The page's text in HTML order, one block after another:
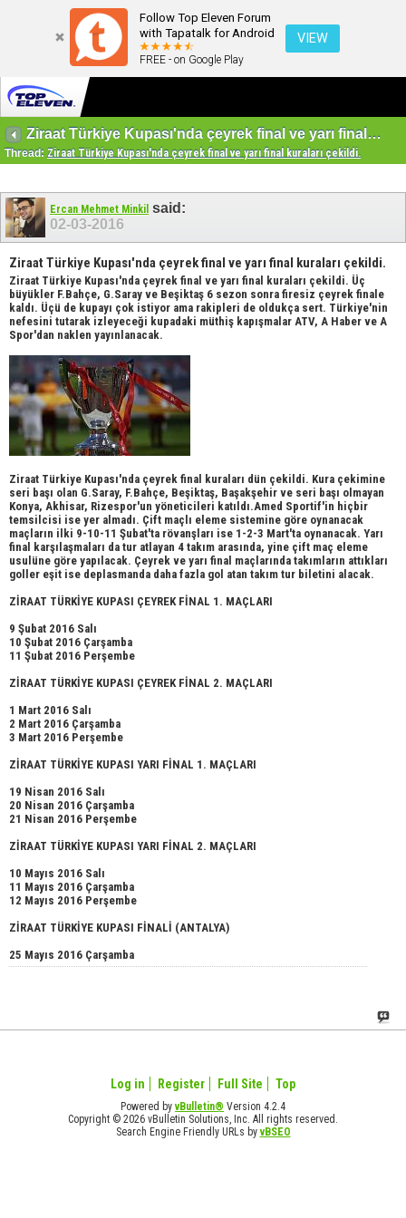
Follow Top Eleven Forum
with Tapatalk for Android
FREE - on Google Play
VIEW
Ziraat Türkiye Kupası'nda çeyrek final ve yarı final kuraları çekildi.
Thread: Ziraat Türkiye Kupası'nda çeyrek final ve yarı final kuraları çekildi.
Ercan Mehmet Minkil said:
02-03-2016
Ziraat Türkiye Kupası'nda çeyrek final ve yarı final kuraları çekildi.
Ziraat Türkiye Kupası'nda çeyrek final ve yarı final kuraları çekildi. Üç
büyükler F.Bahçe, G.Saray ve Beşiktaş 6 sezon sonra firesiz çeyrek finale
kaldı. Üçü de kupayı çok istiyor ama rakipleri de oldukça sert. Türkiye'nin
nefesini tutarak izleyeceği kupadaki müthiş kapışmalar ATV, A Haber ve A
Spor'dan naklen yayınlanacak.
Ziraat Türkiye Kupası'nda çeyrek final kuraları dün çekildi. Kura çekimine
seri başı olan G.Saray, F.Bahçe, Beşiktaş, Başakşehir ve seri başı olmayan
Konya, Akhisar, Rizespor'un yöneticileri katıldı.Amed Sportif'in hiçbir
temsilcisi ise yer almadı. Çift maçlı eleme sistemine göre oynanacak
maçların ilki 9-10-11 Şubat'ta rövanşları ise 1-2-3 Mart'ta oynanacak. Yarı
final karşılaşmaları da tur atlayan 4 takım arasında, yine çift maç eleme
usulüne göre yapılacak. Çeyrek ve yarı final maçlarında takımların attıkları
goller eşit ise deplasmanda daha fazla gol atan takım tur biletini alacak.
ZİRAAT TÜRKİYE KUPASI ÇEYREK FİNAL 1. MAÇLARI
9 Şubat 2016 Salı
10 Şubat 2016 Çarşamba
11 Şubat 2016 Perşembe
ZİRAAT TÜRKİYE KUPASI ÇEYREK FİNAL 2. MAÇLARI
1 Mart 2016 Salı
2 Mart 2016 Çarşamba
3 Mart 2016 Perşembe
ZİRAAT TÜRKİYE KUPASI YARI FİNAL 1. MAÇLARI
19 Nisan 2016 Salı
20 Nisan 2016 Çarşamba
21 Nisan 2016 Perşembe
ZİRAAT TÜRKİYE KUPASI YARI FİNAL 2. MAÇLARI
10 Mayıs 2016 Salı
11 Mayıs 2016 Çarşamba
12 Mayıs 2016 Perşembe
ZİRAAT TÜRKİYE KUPASI FİNALİ (ANTALYA)
25 Mayıs 2016 Çarşamba
Log in Register Full Site Top
Powered byvBulletin® Version 4.2.4
Copyright © 2026 vBulletin Solutions, Inc. All rights reserved.
Search Engine Friendly URLs byvBSEO